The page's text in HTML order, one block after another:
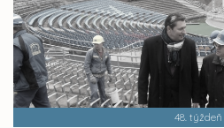
48. týždeň